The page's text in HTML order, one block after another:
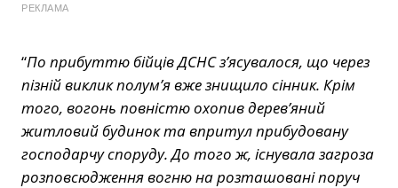
РЕКЛАМА
“По прибуттю бійців ДСНС з’ясувалося, що через
пізній виклик полум’я вже знищило сінник. Крім
того, вогонь повністю охопив дерев’яний
житловий будинок та впритул прибудовану
господарчу споруду. До того ж, існувала загроза
розповсюдження вогню на розташовані поруч